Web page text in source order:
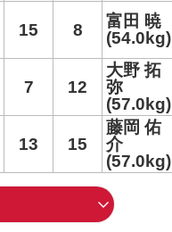
15 8
富田 暁
(54.0kg)
7 12
大野 拓
弥
(57.0kg)
13 15
藤岡 佑
介
(57.0kg)